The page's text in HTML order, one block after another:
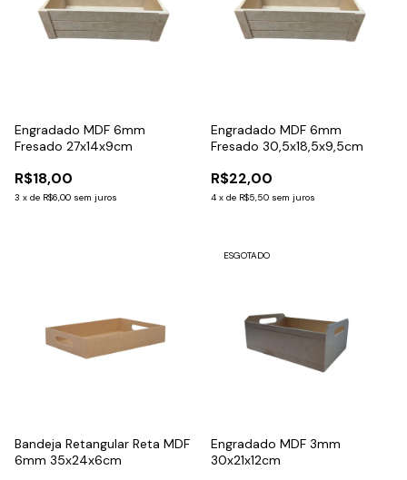
Engradado MDF 6mm
Fresado 27x14x9cm
R$18,00
3 x de R$6,00 sem juros
Engradado MDF 6mm
Fresado 30,5x18,5x9,5cm
R$22,00
4 x de R$5,50 sem juros
Bandeja Retangular Reta MDF
6mm 35x24x6cm
ESGOTADO
Engradado MDF 3mm
30x21x12cm